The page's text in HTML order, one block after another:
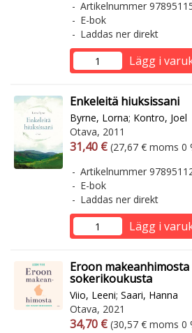
Artikelnummer
E-bok
Laddas ner direkt
Lägg i
Enkeleitä hiuksissani
Byrne, Lorna; Kontro, Joel
Otava, 2011
Arvonlisäverollinen hinta
31,40 € Arvonlisäveroton
(27,67 € moms 0
Artikelnummer
E-bok
Laddas ner direkt
Lägg i
Eroon
sokerikoukusta
Viio, Leeni; Saari, Hanna
Otava, 2021
Arvonlisäverollinen hinta
34,70 € Arvonlisäveroton
(30,57 € moms 0